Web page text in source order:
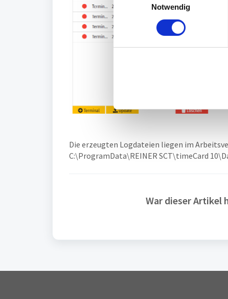
i
n
u
s
a
Notwendig
Die erzeugten Logdateien liegen im
C:\ProgramData\REINER SCT\timeCard
War dieser Artikel